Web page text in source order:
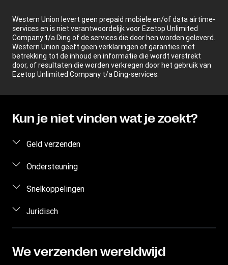
Western Union levert geen prepaid mobiele en/of data airtime-
services en is niet verantwoordelijk voor Ezetop Unlimited
Company t/a Ding of de services die door hen worden geleverd.
Western Union geeft geen verklaringen of garanties met
betrekking tot de inhoud en informatie die wordt verstrekt
door, of resultaten die worden verkregen door het gebruik van
Ezetop Unlimited Company t/a Ding-services.
Kun je niet vinden wat je zoekt?
Geld verzenden
Geld online verzenden
Een overschrijving volgen
Ondersteuning
Veelgestelde vragen
Snelkoppelingen
Aanmelden/registreren
Agentschap worden
App downloaden
Juridisch
Privacyverklaring
We verzenden wereldwijd